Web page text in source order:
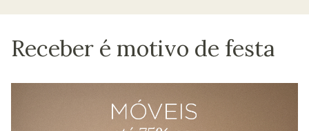
Receber é motivo de festa